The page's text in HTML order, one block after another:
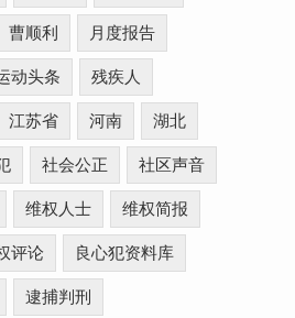
曹顺利 月度报告
动头条 残疾人
江苏省 河南 湖北
社会公正 社区声音
维权人士 维权简报
评论 良心犯资料库
逮捕判刑